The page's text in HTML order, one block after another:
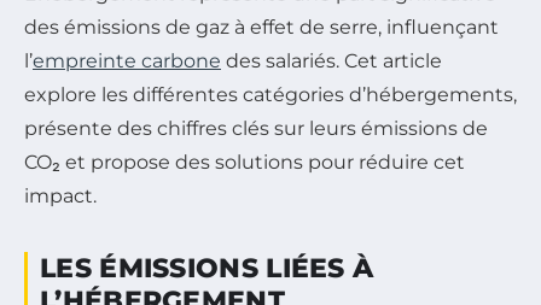
des émissions de gaz à effet de serre, influençant
l’empreinte carbone des salariés. Cet article
explore les différentes catégories d’hébergements,
présente des chiffres clés sur leurs émissions de
CO₂ et propose des solutions pour réduire cet
impact.
LES ÉMISSIONS LIÉES À